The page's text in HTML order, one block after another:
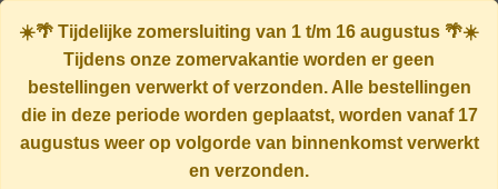
☀️🌴 Tijdelijke zomersluiting van 1 t/m 16 augustus 🌴☀️
Tijdens onze zomervakantie worden er geen
bestellingen verwerkt of verzonden. Alle bestellingen
die in deze periode worden geplaatst, worden vanaf 17
augustusweer op volgorde van binnenkomst verwerkt
en verzonden.